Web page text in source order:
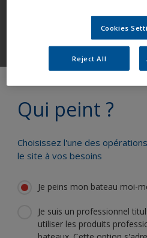
Qui peint ?
Choisissez l'une des
le site à vos besoins
Je peins mon bateau moi-
Je suis un professionnel
utiliser les produits
Obtenez toute
besoin pour
confiance
Bénéficiez de
scientifique et
Cookies
Reject All